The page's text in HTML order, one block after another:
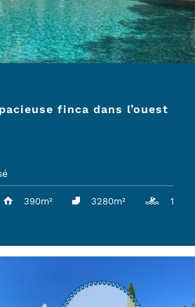
finca dans l’ouest
390m² 3280m² 1